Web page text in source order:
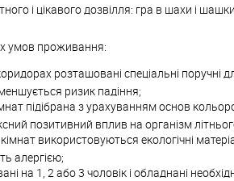
і цікавого дозвілля: гра в шахи і
умов проживання:
розташовані спеціальні поручні
ризик падіння;
підібрана з урахуванням основ
позитивний вплив на організм
використовуються екологічні
алергією;
на 1, 2 або 3 чоловік і обладнані